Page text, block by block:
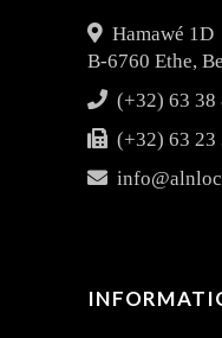
Hamawé 1D
B-6760 Ethe,
(+32) 63 38
(+32) 63 23